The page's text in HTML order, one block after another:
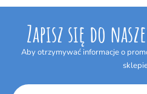
Zapisz się do
Aby otrzymywać informacje o